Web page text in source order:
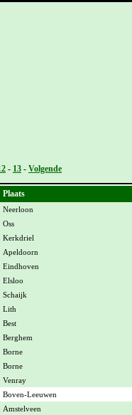
- 13 - Volgende
Plaats
Neerloon
Oss
Kerkdriel
Apeldoorn
Eindhoven
Elsloo
Schaijk
Lith
Best
Berghem
Borne
Borne
Venray
Boven-Leeuwen
Amstelveen